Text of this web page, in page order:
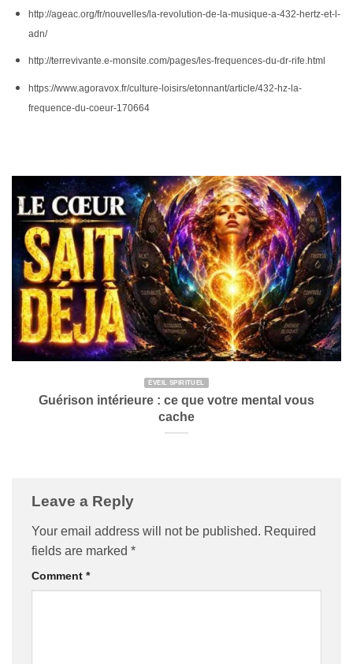
http://ageac.org/fr/nouvelles/la-revolution-de-la-musique-a-432-hertz-et-l-
adn/
http://terrevivante.e-monsite.com/pages/les-frequences-du-dr-rife.html
https://www.agoravox.fr/culture-loisirs/etonnant/article/432-hz-la-
frequence-du-coeur-170664
ÉVEIL SPIRITUEL
Guérison intérieure : ce que votre mental vous
cache
Leave a Reply
Your email address will not be published. Required
fields are marked *
Comment *